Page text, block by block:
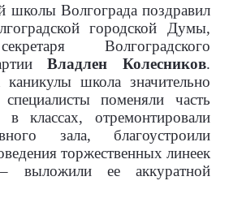
школы Волгограда поздравил
городской Думы,
Волгоградского
Владлен Колесников.
школа значительно
поменяли часть
классах, отремонтировали
зала, благоустроили
торжественных линеек
выложили ее аккуратной